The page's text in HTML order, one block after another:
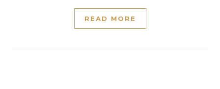
READ MORE